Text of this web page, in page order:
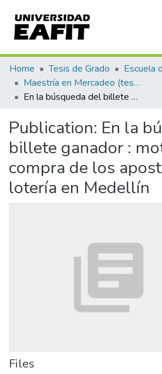
Communities & Collections
All of DSpace
Home Tesis de Grado
Escuela
Maestría en Mercadeo (tesis)
En la búsqueda del billete ganador : motivadores de compra de los apostadores de lotería en Medellín
Publication: En la
billete ganador :
compra de los
lotería en Medellín
Files